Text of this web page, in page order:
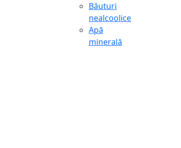
Băuturi
nealcoolice
Apă
minerală